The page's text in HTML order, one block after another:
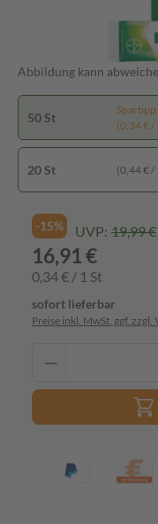
Abbildung kann
50 St
Spartipp
(0,34 € /
20 St (0,44 € /
-15% UVP: 19,99 €
16,91 €
0,34 € / 1 St
sofort lieferbar
Preise inkl. MwSt. ggf. zzgl.